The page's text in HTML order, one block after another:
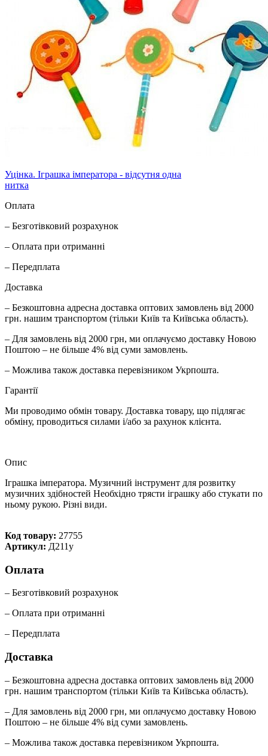
Уцінка. Іграшка імператора - відсутня одна
нитка
Оплата
– Безготівковий розрахунок
– Оплата при отриманні
– Передплата
Доставка
– Безкоштовна адресна доставка оптових замовлень від 2000
грн. нашим транспортом (тільки Київ та Київська область).
– Для замовлень від 2000 грн, ми оплачуємо доставку Новою
Поштою – не більше 4% від суми замовлень.
– Можлива також доставка перевізником Укрпошта.
Гарантії
Ми проводимо обмін товару. Доставка товару, що підлягає
обміну, проводиться силами і/або за рахунок клієнта.
Опис
Іграшка імператора. Музичний інструмент для розвитку
музичних здібностей Необхідно трясти іграшку або стукати по
ньому рукою. Різні види.
Код товару: 27755
Артикул: Д211у
Оплата
– Безготівковий розрахунок
– Оплата при отриманні
– Передплата
Доставка
– Безкоштовна адресна доставка оптових замовлень від 2000
грн. нашим транспортом (тільки Київ та Київська область).
– Для замовлень від 2000 грн, ми оплачуємо доставку Новою
Поштою – не більше 4% від суми замовлень.
– Можлива також доставка перевізником Укрпошта.